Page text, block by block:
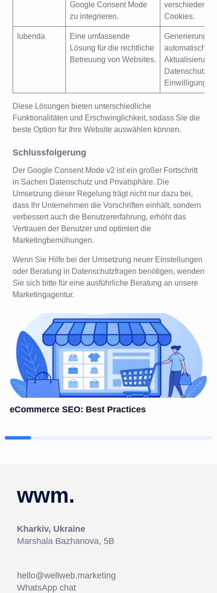
Google Consent Mode
zu integrieren.
verschiedene
Cookies.
Iubenda
Eine umfassende
Lösung für die rechtliche
Betreuung von Websites.
Generierung
automatische
Aktualisierung
Diese Lösungen bieten unterschiedliche
Funktionalitäten und Erschwinglichkeit, sodass Sie die
beste Option für Ihre Website auswählen können.
Schlussfolgerung
Der Google Consent Mode v2 ist ein großer Fortschritt
in Sachen Datenschutz und Privatsphäre. Die
Umsetzung dieser Regelung trägt nicht nur dazu bei,
dass Ihr Unternehmen die Vorschriften einhält, sondern
verbessert auch die Benutzererfahrung, erhöht das
Vertrauen der Benutzer und optimiert die
Marketingbemühungen.
Wenn Sie Hilfe bei der Umsetzung neuer Einstellungen
oder Beratung in Datenschutzfragen benötigen, wenden
Sie sich bitte für eine ausführliche Beratung an unsere
Marketingagentur.
eCommerce SEO: Best Practices
wwm.
Kharkiv, Ukraine
Marshala Bazhanova, 5В
hello@wellweb.marketing
WhatsApp chat